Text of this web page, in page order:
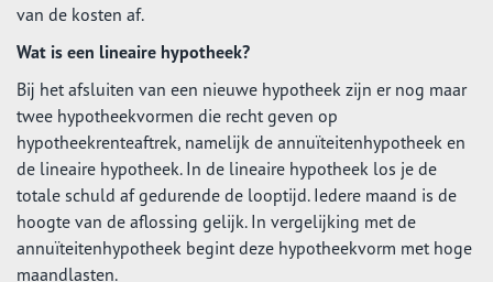
van de kosten af.
Wat is een lineaire hypotheek?
Bij het afsluiten van een nieuwe hypotheek zijn er nog maar
twee hypotheekvormen die recht geven op
hypotheekrenteaftrek, namelijk de annuïteitenhypotheek en
de lineaire hypotheek. In de lineaire hypotheek los je de
totale schuld af gedurende de looptijd. Iedere maand is de
hoogte van de aflossing gelijk. In vergelijking met de
annuïteitenhypotheek begint deze hypotheekvorm met hoge
maandlasten.